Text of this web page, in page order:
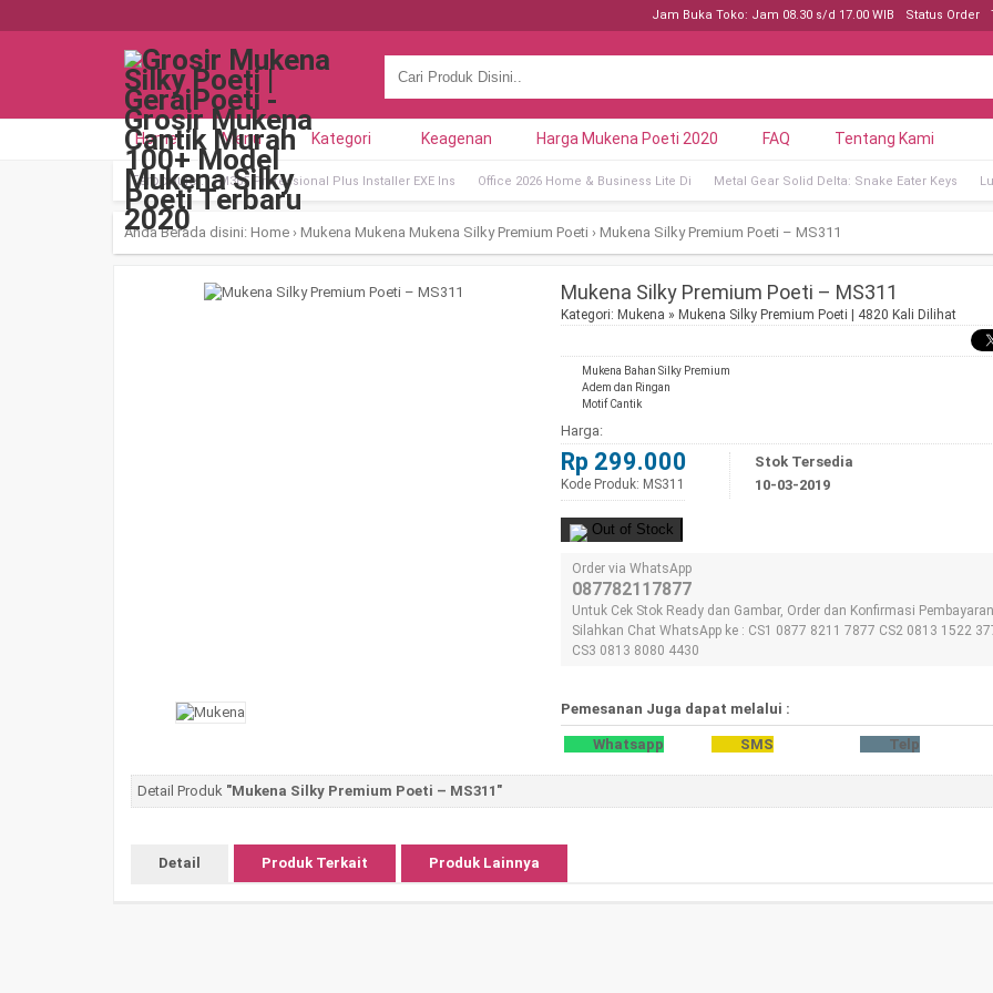
Jam Buka Toko: Jam 08.30 s/d 17.00 WIB Status Order
Home Menu Kategori Keagenan Harga Mukena Poeti 2020 FAQ Tentang Kami
Terpopuler: M365 Professional Plus Installer EXE Ins Office 2026 Home & Business Lite Di Metal Gear Solid Delta: Snake Eater Keys
Anda Berada disini: Home › Mukena Mukena Mukena Silky Premium Poeti › Mukena Silky Premium Poeti – MS311
Mukena Silky Premium Poeti – MS311
Kategori: Mukena » Mukena Silky Premium Poeti | 4820 Kali Dilihat
Mukena Bahan Silky Premium
Adem dan Ringan
Motif Cantik
Harga:
Rp 299.000
Kode Produk: MS311
Stok Tersedia
10-03-2019
Out of Stock
Order via WhatsApp
087782117877
Untuk Cek Stok Ready dan Gambar, Order dan Konfirmasi Pembayaran
Silahkan Chat WhatsApp ke : CS1 0877 8211 7877 CS2 0813 1522
CS3 0813 8080 4430
Pemesanan Juga dapat melalui :
Whatsapp SMS Telp
Detail Produk "Mukena Silky Premium Poeti – MS311"
Detail Produk Terkait Produk Lainnya